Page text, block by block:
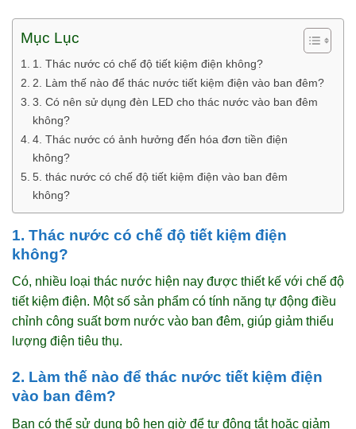
Mục Lục
1. Thác nước có chế độ tiết kiệm điện không?
2. Làm thế nào để thác nước tiết kiệm điện vào ban đêm?
3. Có nên sử dụng đèn LED cho thác nước vào ban đêm
không?
4. Thác nước có ảnh hưởng đến hóa đơn tiền điện
không?
5. thác nước có chế độ tiết kiệm điện vào ban đêm
không?
1. Thác nước có chế độ tiết kiệm điện
không?
Có, nhiều loại thác nước hiện nay được thiết kế với chế độ
tiết kiệm điện. Một số sản phẩm có tính năng tự động điều
chỉnh công suất bơm nước vào ban đêm, giúp giảm thiểu
lượng điện tiêu thụ.
2. Làm thế nào để thác nước tiết kiệm điện
vào ban đêm?
Bạn có thể sử dụng bộ hẹn giờ để tự động tắt hoặc giảm